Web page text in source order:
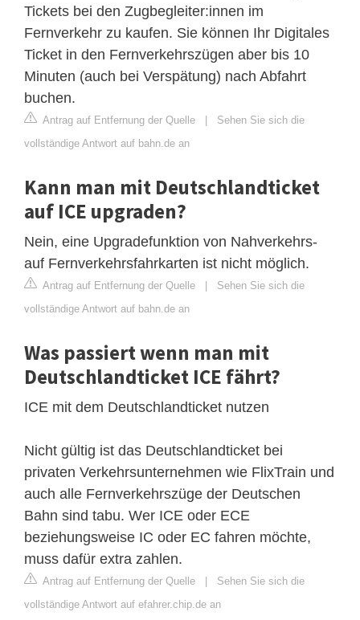
Tickets bei den Zugbegleiter:innen im
Fernverkehr zu kaufen. Sie können Ihr Digitales
Ticket in den Fernverkehrszügen aber bis 10
Minuten (auch bei Verspätung) nach Abfahrt
buchen.
Antrag auf Entfernung der Quelle | Sehen Sie sich die
vollständige Antwort auf bahn.de an
Kann man mit Deutschlandticket
auf ICE upgraden?
Nein, eine Upgradefunktion von Nahverkehrs-
auf Fernverkehrsfahrkarten ist nicht möglich.
Antrag auf Entfernung der Quelle | Sehen Sie sich die
vollständige Antwort auf bahn.de an
Was passiert wenn man mit
Deutschlandticket ICE fährt?
ICE mit dem Deutschlandticket nutzen
Nicht gültig ist das Deutschlandticket bei
privaten Verkehrsunternehmen wie FlixTrain und
auch alle Fernverkehrszüge der Deutschen
Bahn sind tabu. Wer ICE oder ECE
beziehungsweise IC oder EC fahren möchte,
muss dafür extra zahlen.
Antrag auf Entfernung der Quelle | Sehen Sie sich die
vollständige Antwort auf efahrer.chip.de an